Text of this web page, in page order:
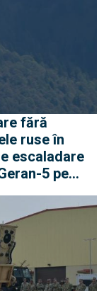
fără
ruse în
escaladare
5 pe